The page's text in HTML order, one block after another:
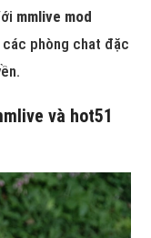
mmlive mod
phòng chat đặc
và hot51